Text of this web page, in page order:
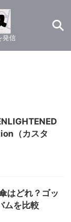
発信
（カスタ
はどれ？ゴッ
ムを比較